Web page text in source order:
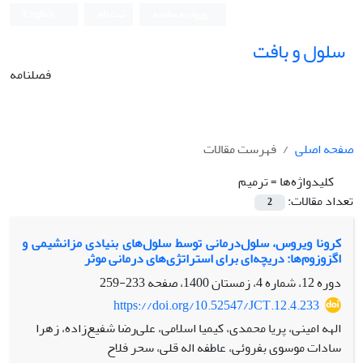
سلول و بافت
فصلنامه
صفحه اصلی
فهرست مقالات
کلیدواژه‌ها =ترمیم
تعداد مقالات:
2
کرونا ویروس، سلول‌درمانی توسط سلول‌های بنیادی مزانشیمی و
اگزوزوم‌ها: دریچه‌ای برای استراتژی‌های درمانی موثر
دوره 12، شماره 4، زمستان 1400، صفحه
233-259
https://doi.org/10.52547/JCT.12.4.233
الهه امینی، پریا محمدی، کیمیا اسلامی، علی‌رضا شفیع‌زاده، زهرا
سادات موسوی بفروئی، عاطفه اله قلی، سحر فلاح